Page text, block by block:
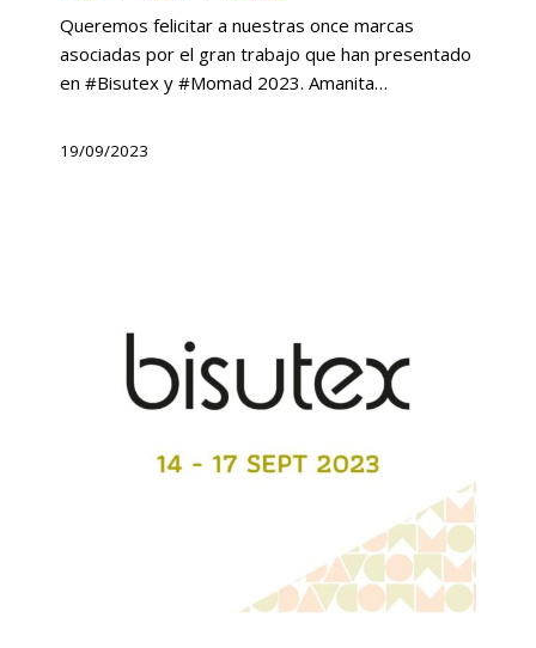
Queremos felicitar a nuestras once marcas
asociadas por el gran trabajo que han presentado
en #Bisutex y #Momad 2023. Amanita…
19/09/2023